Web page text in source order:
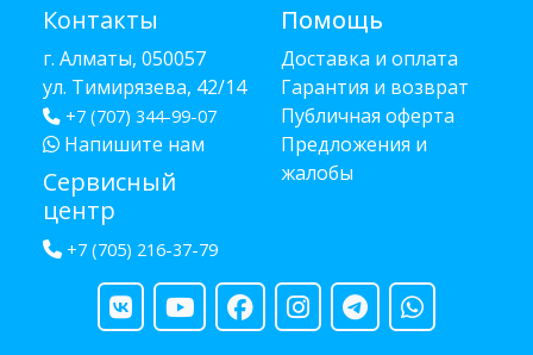
Контакты
г. Алматы, 050057
ул. Тимирязева, 42/14
+7 (707) 344-99-07
Напишите нам
Сервисный
центр
+7 (705) 216-37-79
Помощь
Доставка и оплата
Гарантия и возврат
Публичная оферта
Предложения и
жалобы